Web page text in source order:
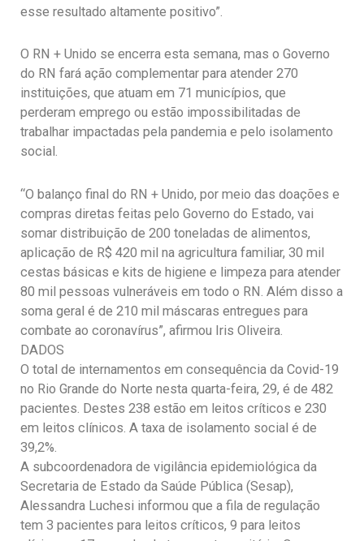
esse resultado altamente positivo”.
O RN + Unido se encerra esta semana, mas o Governo
do RN fará ação complementar para atender 270
instituições, que atuam em 71 municípios, que
perderam emprego ou estão impossibilitadas de
trabalhar impactadas pela pandemia e pelo isolamento
social.
“O balanço final do RN + Unido, por meio das doações e
compras diretas feitas pelo Governo do Estado, vai
somar distribuição de 200 toneladas de alimentos,
aplicação de R$ 420 mil na agricultura familiar, 30 mil
cestas básicas e kits de higiene e limpeza para atender
80 mil pessoas vulneráveis em todo o RN. Além disso a
soma geral é de 210 mil máscaras entregues para
combate ao coronavírus”, afirmou Iris Oliveira.
DADOS
O total de internamentos em consequência da Covid-19
no Rio Grande do Norte nesta quarta-feira, 29, é de 482
pacientes. Destes 238 estão em leitos críticos e 230
em leitos clínicos. A taxa de isolamento social é de
39,2%.
A subcoordenadora de vigilância epidemiológica da
Secretaria de Estado da Saúde Pública (Sesap),
Alessandra Luchesi informou que a fila de regulação
tem 3 pacientes para leitos críticos, 9 para leitos